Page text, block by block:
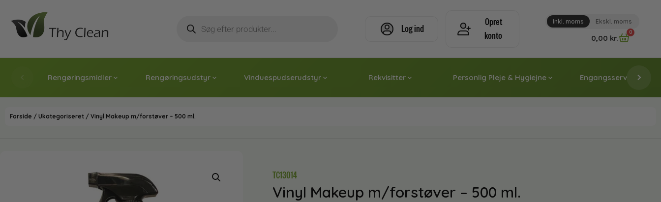
Log ind
Opret
konto
Inkl. moms Ekskl. moms
0,00 kr.
0
Rengøringsmidler Rengøringsudstyr Vinduespudserudstyr Rekvisitter Personlig Pleje & Hygiejne Engangsservice &
Forside / Ukategoriseret / Vinyl Makeup m/forstøver – 500 ml.
TC13014
Vinyl Makeup m/forstøver – 500 ml.